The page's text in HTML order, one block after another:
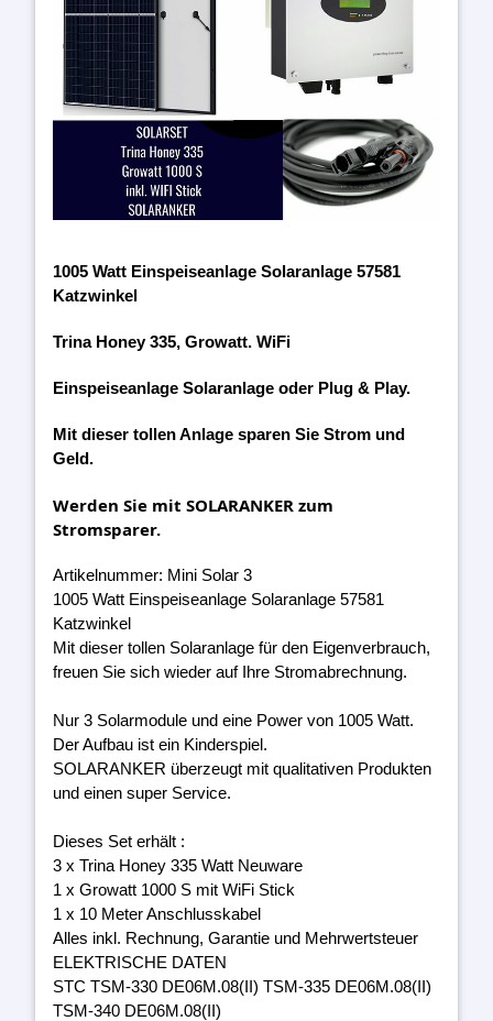
1005 Watt Einspeiseanlage Solaranlage 57581
Katzwinkel
Trina Honey 335, Growatt. WiFi
Einspeiseanlage Solaranlage oder Plug & Play.
Mit dieser tollen Anlage sparen Sie Strom und
Geld.
Werden Sie mit SOLARANKER zum
Stromsparer.
Artikelnummer: Mini Solar 3
1005 Watt Einspeiseanlage Solaranlage 57581
Katzwinkel
Mit dieser tollen Solaranlage für den Eigenverbrauch,
freuen Sie sich wieder auf Ihre Stromabrechnung.
Nur 3 Solarmodule und eine Power von 1005 Watt.
Der Aufbau ist ein Kinderspiel.
SOLARANKER überzeugt mit qualitativen Produkten
und einen super Service.
Dieses Set erhält :
3 x Trina Honey 335 Watt Neuware
1 x Growatt 1000 S mit WiFi Stick
1 x 10 Meter Anschlusskabel
Alles inkl. Rechnung, Garantie und Mehrwertsteuer
ELEKTRISCHE DATEN
STC TSM-330 DE06M.08(II) TSM-335 DE06M.08(II)
TSM-340 DE06M.08(II)